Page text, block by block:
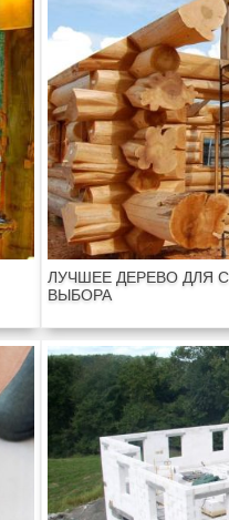
ЛУЧШЕЕ ДЕРЕВО ДЛЯ
ВЫБОРА